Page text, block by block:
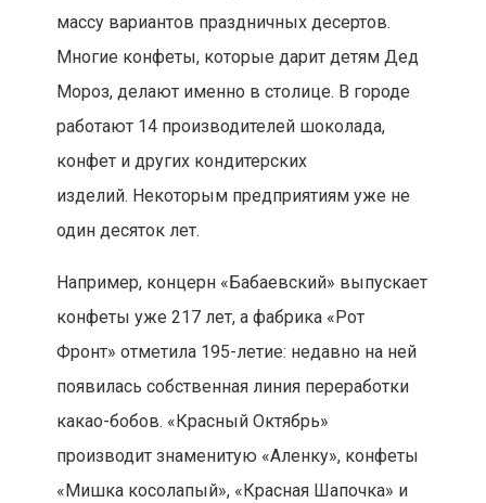
массу вариантов праздничных десертов.
Многие конфеты, которые дарит детям Дед
Мороз, делают именно в столице. В городе
работают 14 производителей шоколада,
конфет и других кондитерских
изделий. Некоторым предприятиям уже не
один десяток лет.
Например, концерн «Бабаевский» выпускает
конфеты уже 217 лет, а фабрика «Рот
Фронт» отметила 195-летие: недавно на ней
появилась собственная линия переработки
какао-бобов. «Красный Октябрь»
производит знаменитую «Аленку», конфеты
«Мишка косолапый», «Красная Шапочка» и